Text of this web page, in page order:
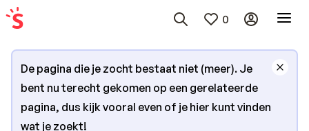
0
De pagina die je zocht bestaat niet (meer). Je
bent nu terecht gekomen op een gerelateerde
pagina, dus kijk vooral even of je hier kunt vinden
wat je zoekt!